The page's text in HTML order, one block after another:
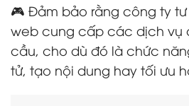
🎮 Đảm bảo rằng công ty
web cung cấp các dịch vụ
cầu, cho dù đó là chức
tử, tạo nội dung hay tối ưu